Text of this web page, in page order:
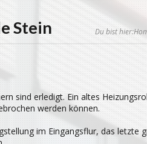
Stein Du bist hier:
sind erledigt. Ein altes
werden können.
im Eingangsflur, das letzte